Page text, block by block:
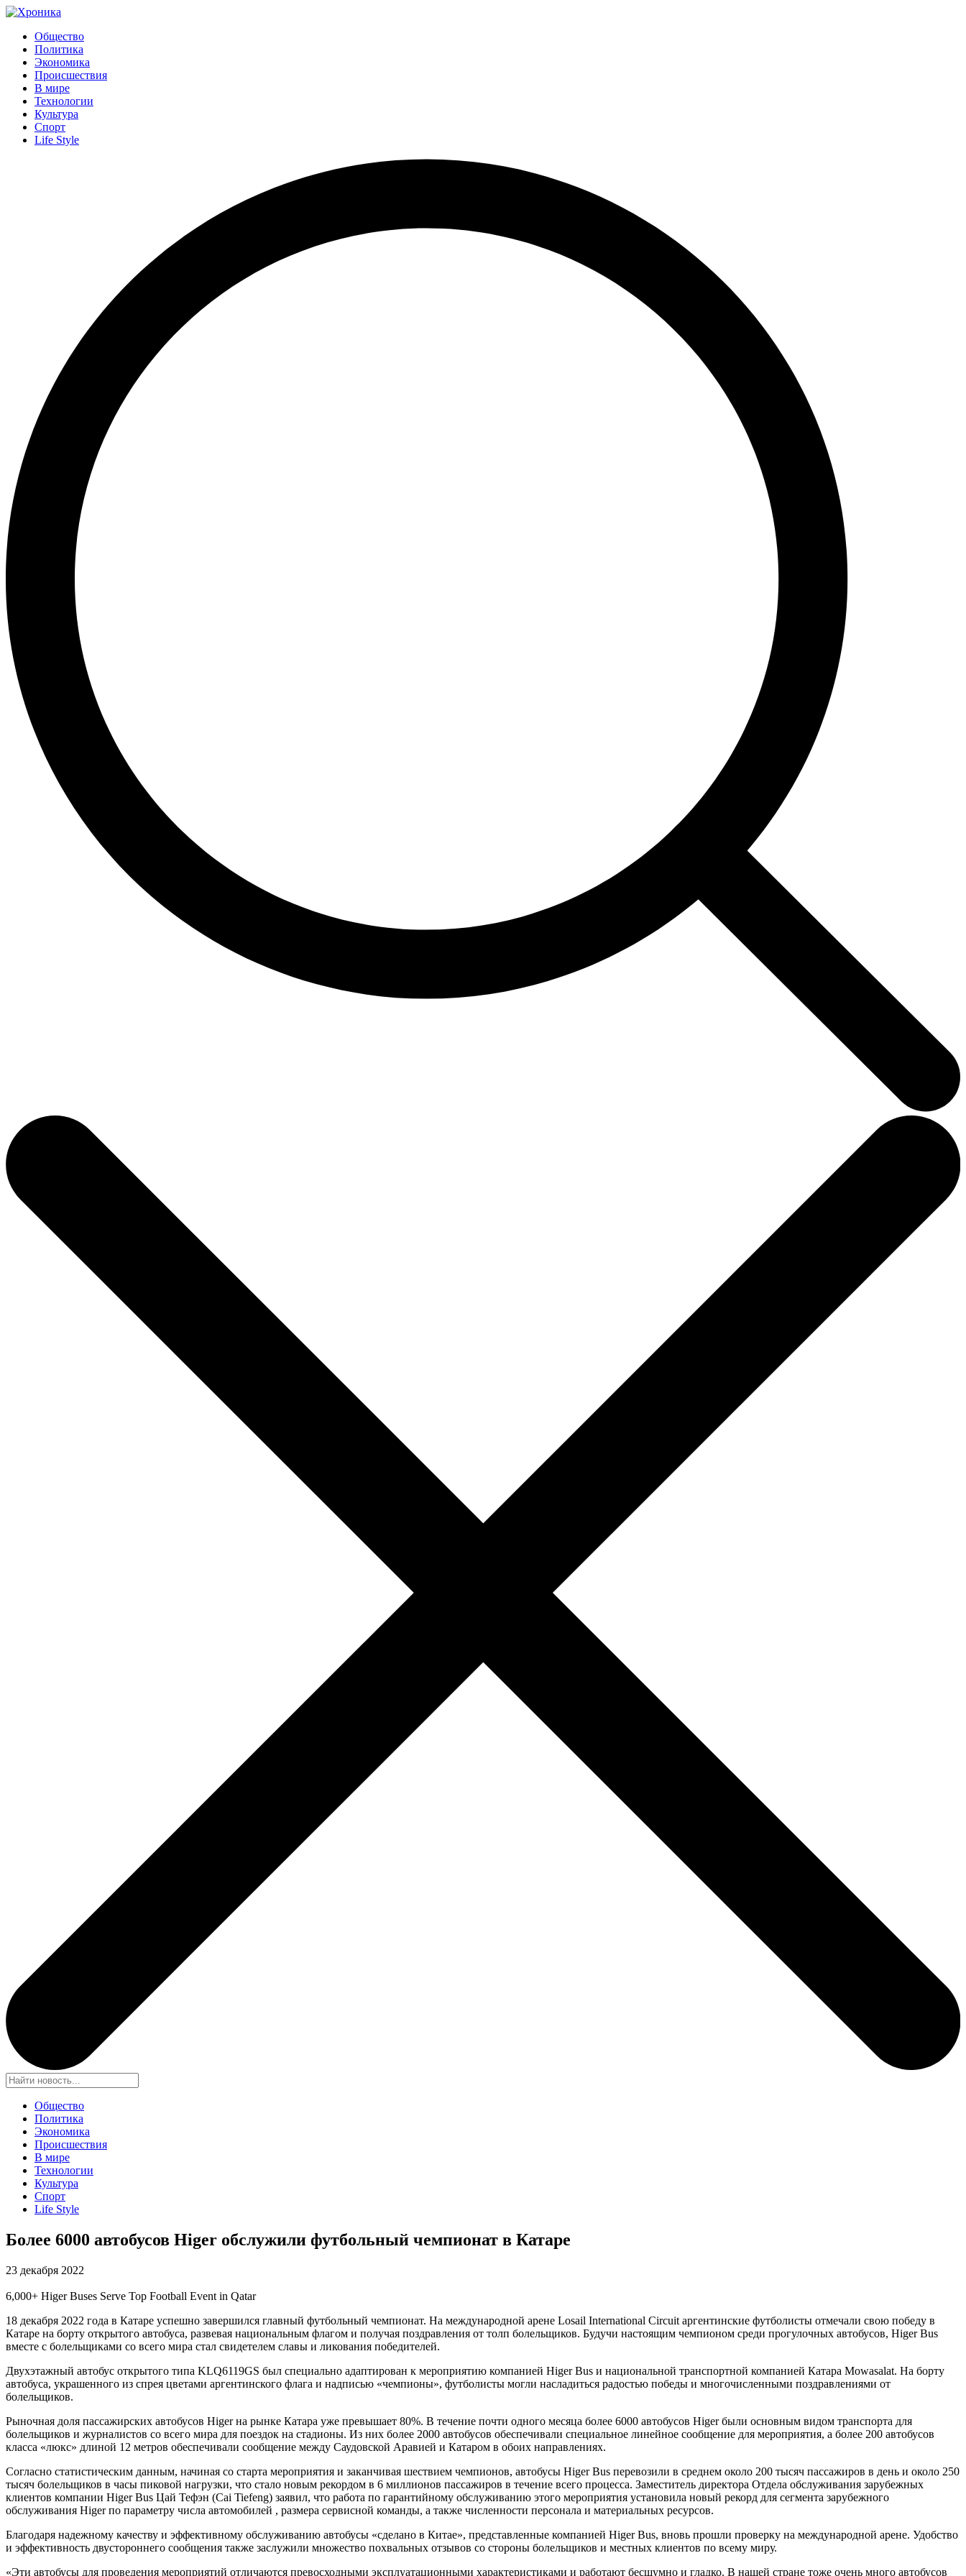
Общество
Политика
Экономика
Происшествия
В мире
Технологии
Культура
Спорт
Life Style
Общество
Политика
Экономика
Происшествия
В мире
Технологии
Культура
Спорт
Life Style
Более 6000 автобусов Higer обслужили футбольный чемпионат в Катаре
23 декабря 2022
6,000+ Higer Buses Serve Top Football Event in Qatar
18 декабря 2022 года в Катаре успешно завершился главный футбольный чемпионат. На международной арене Losail International Circuit аргентинские футболисты отмечали свою победу в
Катаре на борту открытого автобуса, развевая национальным флагом и получая поздравления от толп болельщиков. Будучи настоящим чемпионом среди прогулочных автобусов, Higer Bus
вместе с болельщиками со всего мира стал свидетелем славы и ликования победителей.
Двухэтажный автобус открытого типа KLQ6119GS был специально адаптирован к мероприятию компанией Higer Bus и национальной транспортной компанией Катара Mowasalat. На борту
автобуса, украшенного из спрея цветами аргентинского флага и надписью «чемпионы», футболисты могли насладиться радостью победы и многочисленными поздравлениями от
болельщиков.
Рыночная доля пассажирских автобусов Higer на рынке Катара уже превышает 80%. В течение почти одного месяца более 6000 автобусов Higer были основным видом транспорта для
болельщиков и журналистов со всего мира для поездок на стадионы. Из них более 2000 автобусов обеспечивали специальное линейное сообщение для мероприятия, а более 200 автобусов
класса «люкс» длиной 12 метров обеспечивали сообщение между Саудовской Аравией и Катаром в обоих направлениях.
Согласно статистическим данным, начиная со старта мероприятия и заканчивая шествием чемпионов, автобусы Higer Bus перевозили в среднем около 200 тысяч пассажиров в день и около 250
тысяч болельщиков в часы пиковой нагрузки, что стало новым рекордом в 6 миллионов пассажиров в течение всего процесса. Заместитель директора Отдела обслуживания зарубежных
клиентов компании Higer Bus Цай Тефэн (Cai Tiefeng) заявил, что работа по гарантийному обслуживанию этого мероприятия установила новый рекорд для сегмента зарубежного
обслуживания Higer по параметру числа автомобилей , размера сервисной команды, а также численности персонала и материальных ресурсов.
Благодаря надежному качеству и эффективному обслуживанию автобусы «сделано в Китае», представленные компанией Higer Bus, вновь прошли проверку на международной арене. Удобство
и эффективность двустороннего сообщения также заслужили множество похвальных отзывов со стороны болельщиков и местных клиентов по всему миру.
«Эти автобусы для проведения мероприятий отличаются превосходными эксплуатационными характеристиками и работают бесшумно и гладко. В нашей стране тоже очень много автобусов